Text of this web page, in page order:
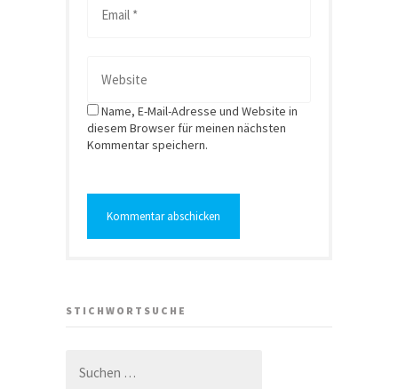
Name, E-Mail-Adresse und Website in
diesem Browser für meinen nächsten
Kommentar speichern.
STICHWORTSUCHE
nach: